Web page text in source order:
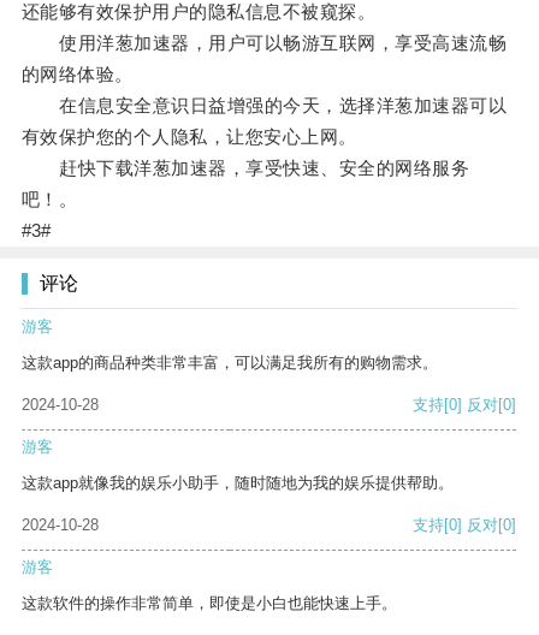
还能够有效保护用户的隐私信息不被窥探。
使用洋葱加速器，用户可以畅游互联网，享受高速流畅
的网络体验。
在信息安全意识日益增强的今天，选择洋葱加速器可以
有效保护您的个人隐私，让您安心上网。
赶快下载洋葱加速器，享受快速、安全的网络服务
吧！。
#3#
评论
游客
这款app的商品种类非常丰富，可以满足我所有的购物需求。
2024-10-28 支持[0] 反对[0]
游客
这款app就像我的娱乐小助手，随时随地为我的娱乐提供帮助。
2024-10-28 支持[0] 反对[0]
游客
这款软件的操作非常简单，即使是小白也能快速上手。